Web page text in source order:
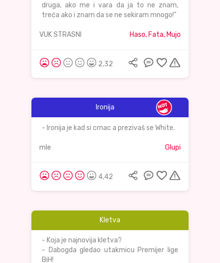
druga, ako me i vara da ja to ne znam,
treća ako i znam da se ne sekiram mnogo!"
VUK STRASNI Haso, Fata, Mujo
2,32
Ironija
- Ironija je kad si crnac a prezivaš se White.
mle Glupi
4,42
Kletva
- Koja je najnovija kletva?
- Dabogda gledao utakmicu Premijer lige
BiH!